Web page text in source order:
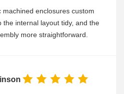
machined enclosures custom
the internal layout tidy, and the
more straightforward.